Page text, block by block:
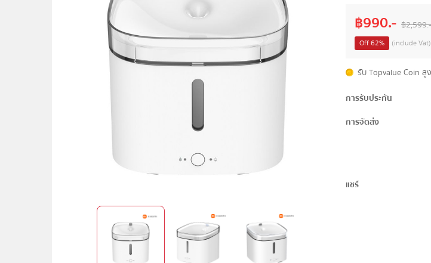
฿990.- ฿2,599.-
Off62% (include Vat)
รับ Topvalue Coin สู
การรับประกัน
การจัดส่ง
แชร์